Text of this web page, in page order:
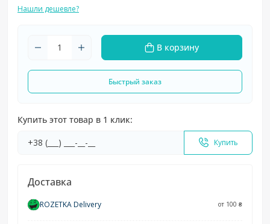
Нашли дешевле?
В корзину
Быстрый заказ
Купить этот товар в 1 клик:
Купить
Доставка
ROZETKA Delivery от 100 ₴